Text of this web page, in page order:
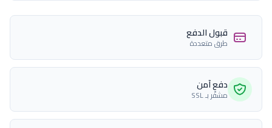
قبول الدفع
طرق متعددة
دفع آمن
مشفّر بـ SSL